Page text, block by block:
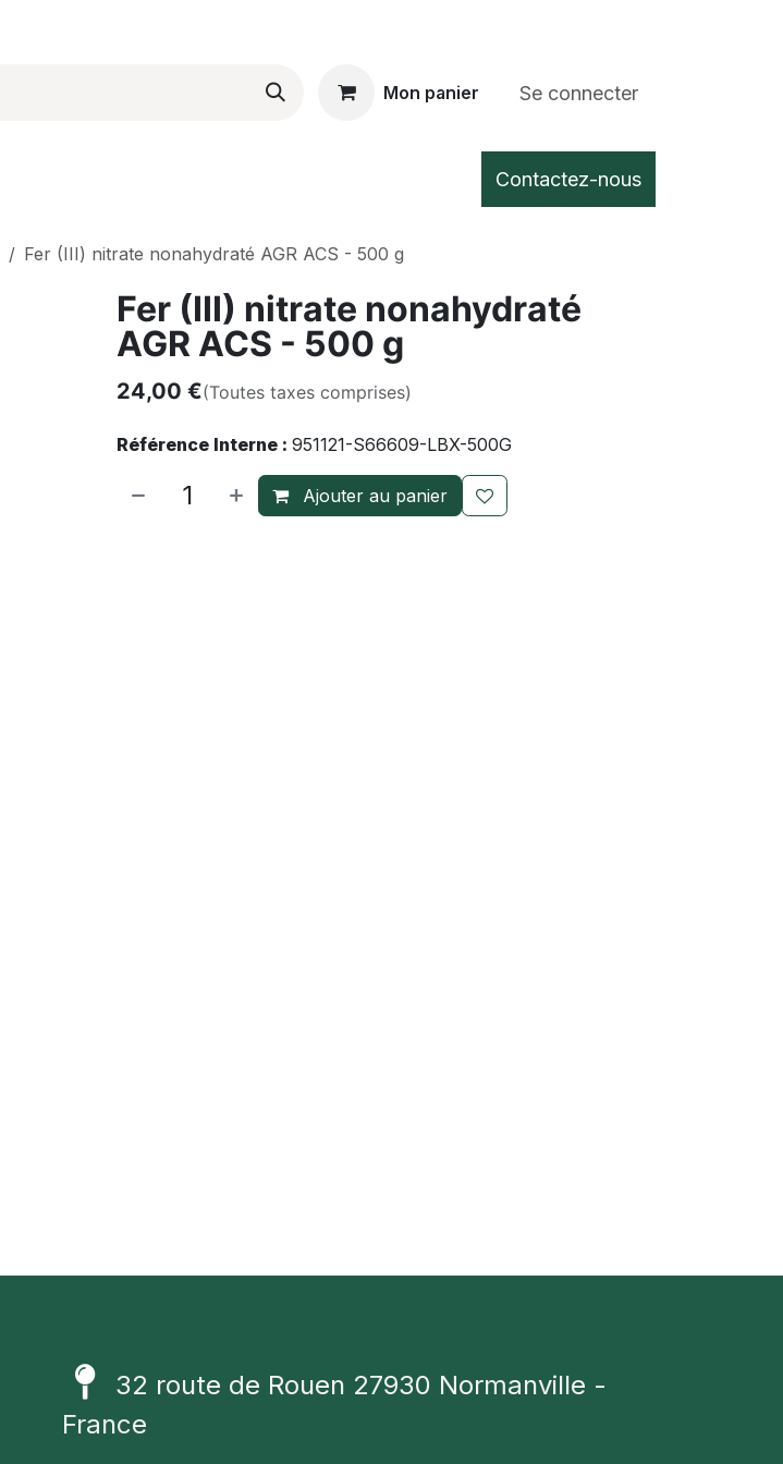
Mon panier Se connecter
Contactez-nous
Fer (III) nitrate nonahydraté AGR ACS - 500 g
Fer (III) nitrate nonahydraté
AGR ACS - 500 g
24,00 €(Toutes taxes comprises)
Référence Interne : 951121-S66609-LBX-500G
Ajouter au panier
32 route de Rouen 27930 Normanville -
France